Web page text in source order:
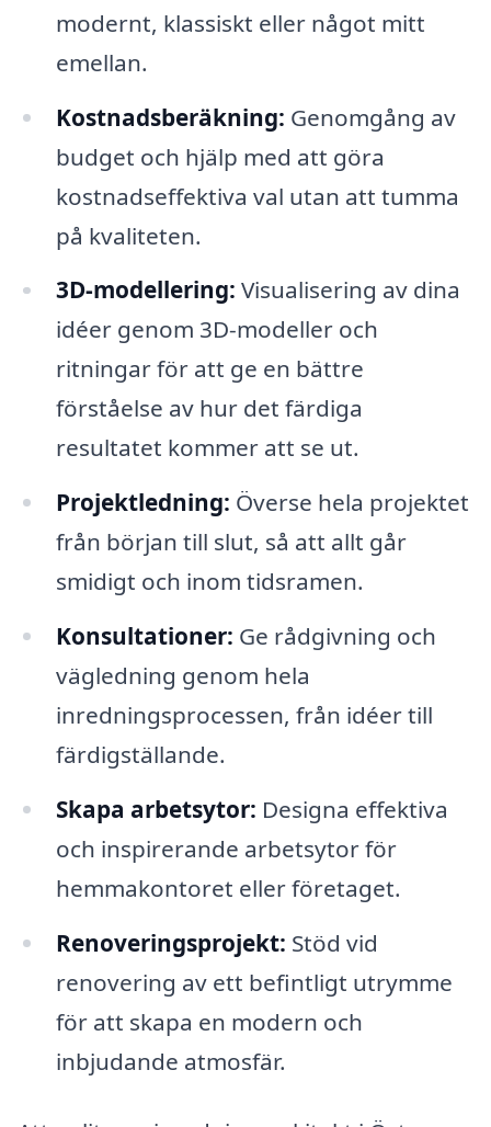
modernt, klassiskt eller något mitt
emellan.
Kostnadsberäkning: Genomgång av
budget och hjälp med att göra
kostnadseffektiva val utan att tumma
på kvaliteten.
3D-modellering: Visualisering av dina
idéer genom 3D-modeller och
ritningar för att ge en bättre
förståelse av hur det färdiga
resultatet kommer att se ut.
Projektledning: Överse hela projektet
från början till slut, så att allt går
smidigt och inom tidsramen.
Konsultationer: Ge rådgivning och
vägledning genom hela
inredningsprocessen, från idéer till
färdigställande.
Skapa arbetsytor: Designa effektiva
och inspirerande arbetsytor för
hemmakontoret eller företaget.
Renoveringsprojekt: Stöd vid
renovering av ett befintligt utrymme
för att skapa en modern och
inbjudande atmosfär.